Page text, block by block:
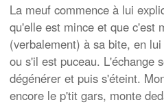
La meuf commence à lui
qu'elle est mince et que c'est
(verbalement) à sa bite, en
ou s'il est puceau. L'échange
dégénérer et puis s'éteint.
encore le p'tit gars, monte